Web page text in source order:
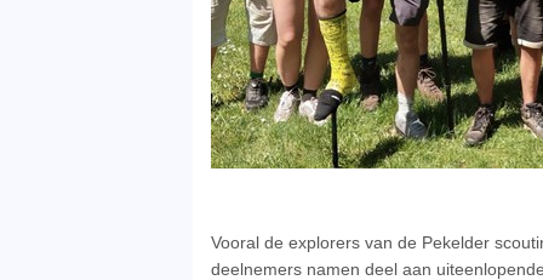
Vooral de explorers van de Pekelder
deelnemers namen deel aan